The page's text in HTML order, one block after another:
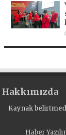
Hakkımızda
Kaynak
Haber